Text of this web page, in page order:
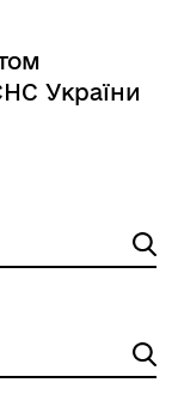
України